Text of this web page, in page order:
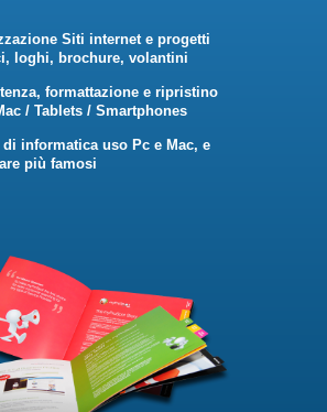
Siti internet e progetti
loghi, brochure, volantini
formattazione e ripristino
/ Tablets / Smartphones
informatica uso Pc e Mac, e
più famosi